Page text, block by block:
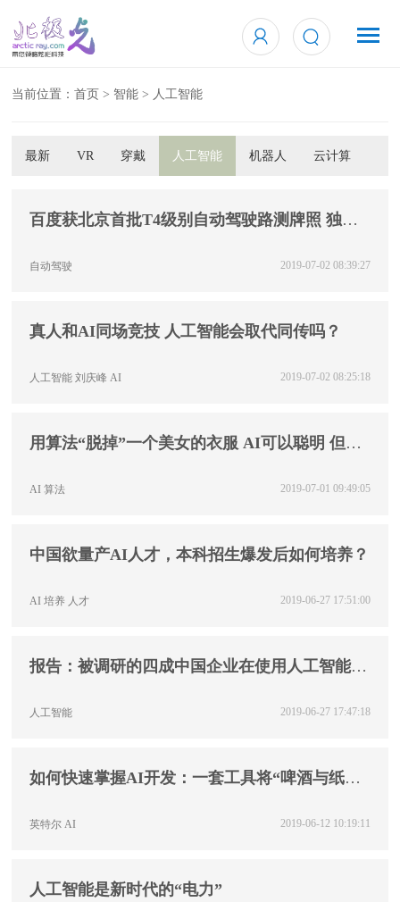
当前位置：首页 > 智能 > 人工智能
最新 VR 穿戴 人工智能 机器人 云计算
百度获北京首批T4级别自动驾驶路测牌照 独揽5
2019-07-02 08:39:27
自动驾驶
真人和AI同场竞技 人工智能会取代同传吗？
2019-07-02 08:25:18
人工智能 刘庆峰 AI
用算法“脱掉”一个美女的衣服 AI可以聪明 但人
2019-07-01 09:49:05
AI 算法
中国欲量产AI人才，本科招生爆发后如何培养？
2019-06-27 17:51:00
AI 培养 人才
报告：被调研的四成中国企业在使用人工智能，
2019-06-27 17:47:18
人工智能
如何快速掌握AI开发：一套工具将“啤酒与纸尿
2019-06-12 10:19:11
英特尔 AI
人工智能是新时代的“电力”